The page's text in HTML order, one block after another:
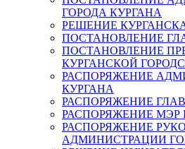
ГОРОДА КУРГАНА
РЕШЕНИЕ
ПОСТАНОВЛЕНИЕ
ПОСТАНОВЛЕНИЕ
КУРГАНСКОЙ
РАСПОРЯЖЕНИЕ
КУРГАНА
РАСПОРЯЖЕНИЕ
РАСПОРЯЖЕНИЕ МЭР
РАСПОРЯЖЕНИЕ
АДМИНИСТРАЦИИ